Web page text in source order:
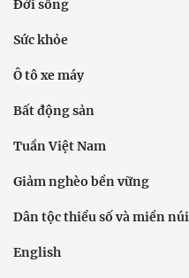
Đời sống
Sức khỏe
Ô tô xe máy
Bất động sản
Tuần Việt Nam
Giảm nghèo bền vững
Dân tộc thiểu số và miền núi
English